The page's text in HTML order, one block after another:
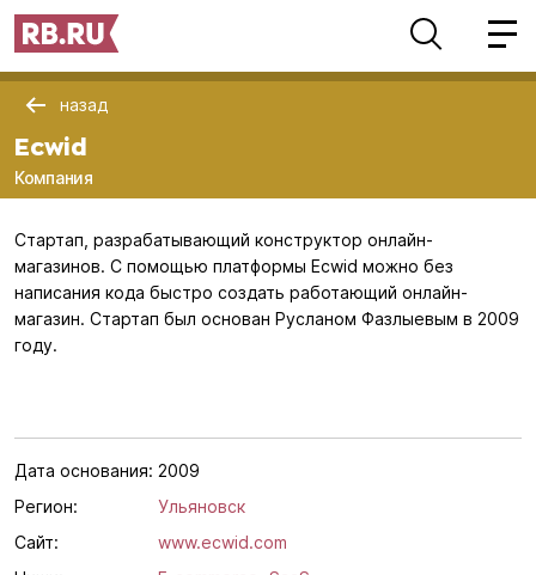
назад
Ecwid
Компания
Стартап, разрабатывающий конструктор онлайн-
магазинов. С помощью платформы Ecwid можно без
написания кода быстро создать работающий онлайн-
магазин. Стартап был основан Русланом Фазлыевым в 2009
году.
Дата основания: 2009
Регион:
Ульяновск
Сайт:
www.ecwid.com